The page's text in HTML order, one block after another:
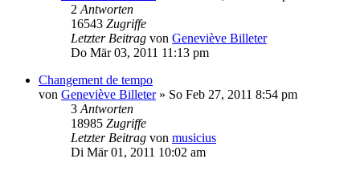
2 Antworten
16543 Zugriffe
Letzter Beitrag von Geneviève Billeter
Do Mär 03, 2011 11:13 pm
Changement de tempo
von Geneviève Billeter» So Feb 27, 2011 8:54 pm
3 Antworten
18985 Zugriffe
Letzter Beitrag von musicius
Di Mär 01, 2011 10:02 am